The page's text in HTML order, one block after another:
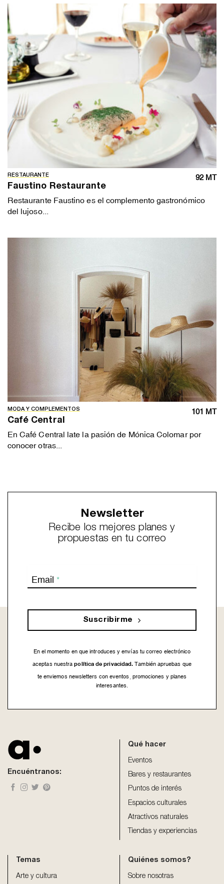
RESTAURANTE 92 MT
Faustino Restaurante
Restaurante Faustino es el complemento gastronómico
del lujoso...
MODA Y COMPLEMENTOS 101 MT
Café Central
En Café Central late la pasión de Mónica Colomar por
conocer otras...
Newsletter
Recibe los mejores planes y
propuestas en tu correo
Email *
Suscribirme
En el momento en que introduces y envías tu correo electrónico
aceptas nuestra política de privacidad. También apruebas que
te enviemos newsletters con eventos, promociones y planes
interesantes.
left
Encuéntranos:
Qué hacer
Eventos
Bares y restaurantes
Puntos de interés
Espacios culturales
Atractivos naturales
Tiendas y experiencias
Temas
Arte y cultura
Quiénes somos?
Sobre nosotras